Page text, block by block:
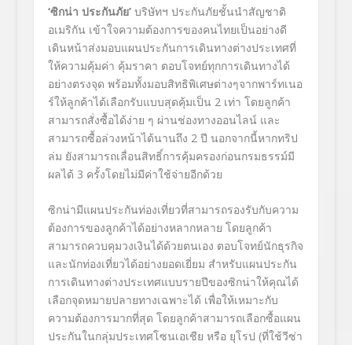
‘ซิกน่า ประกันภัย’ บริษัทฯ ประกันภัยชั้นนำสัญชาติ
อเมริกัน เข้าใจความต้องการของคนไทยเป็นอย่างดี
เดินหน้าส่งมอบแผนประกันการเดินทางต่างประเทศที่
ให้ความคุ้มค่า คุ้มราคา ตอบโจทย์ทุกการเดินทางได้
อย่างตรงจุด พร้อมทั้งมอบสิทธิพิเศษต่างๆจากพาร์ทเนอ
ร์ให้ลูกค้าได้เลือกรับแบบสุดคุ้มเป็น 2 เท่า โดยลูกค้า
สามารถสั่งซื้อได้ง่าย ๆ ผ่านช่องทางออนไลน์ และ
สามารถซื้อล่วงหน้าได้นานถึง 2 ปี นอกจากนี้หากทริป
ล่ม ยังสามารถเลื่อนสิทธิ์การคุ้มครองก่อนกรมธรรม์มี
ผลได้ 3 ครั้งโดยไม่มีค่าใช้จ่ายอีกด้วย
ซิกน่ามีแผนประกันท่องเที่ยวที่สามารถรองรับกับความ
ต้องการของลูกค้าได้อย่างหลากหลาย โดยลูกค้า
สามารถควบคุมวงเงินได้ด้วยตนเอง ตอบโจทย์นักธุรกิจ
และนักท่องเที่ยวได้อย่างยอดเยี่ยม สำหรับแผนประกัน
การเดินทางต่างประเทศแบบรายปีของซิกน่าให้คุณได้
เลือกจุดหมายปลายทางเฉพาะได้ เพื่อให้เหมาะกับ
ความต้องการมากที่สุด โดยลูกค้าสามารถเลือกซื้อแผน
ประกันในกลุ่มประเทศโซนเอเชีย หรือ ยุโรป (ที่ใช้วีซ่า